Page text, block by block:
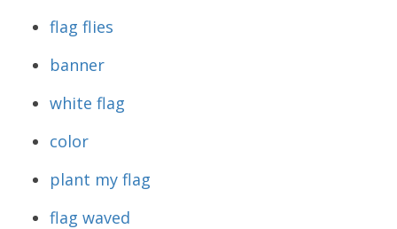
flag flies
banner
white flag
color
plant my flag
flag waved